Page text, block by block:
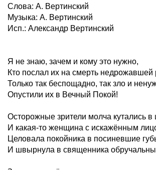
Слова: А. Вертинский
Музыка: А. Вертинский
Исп.: Александр Вертинский
Я не знаю, зачем и кому это нужно,
Кто послал их на смерть недрожавшей
Только так беспощадно, так зло и
Опустили их в Вечный Покой!
Осторожные зрители молча кутались
И какая-то женщина с искажённым
Целовала покойника в посиневшие
И швырнула в священника